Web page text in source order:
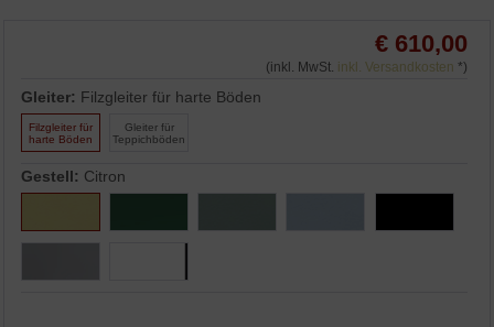
€ 610,00
(inkl. MwSt. inkl. Versandkosten *)
Gleiter: Filzgleiter für harte Böden
Filzgleiter für
harte Böden
Gleiter für
Teppichböden
Gestell: Citron